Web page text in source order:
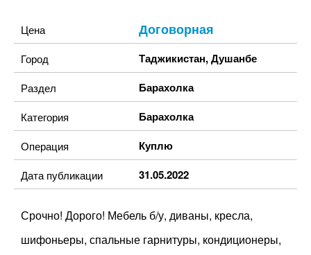
Цена Договорная
Город Таджикистан,Душанбе
Раздел Барахолка
Категория Барахолка
Операция Куплю
Дата публикации 31.05.2022
Срочно! Дорого! Мебель б/у, диваны, кресла,
шифоньеры, спальные гарнитуры, кондиционеры,